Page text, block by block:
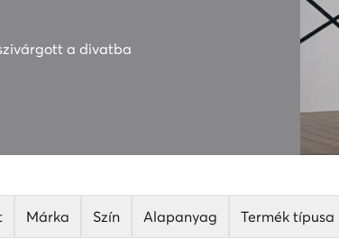
a divatba
Márka Szín Alapanyag Termék típusa